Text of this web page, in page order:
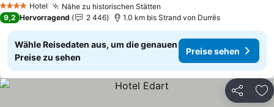
4 Sterne Hotel Nähe zu historischen Stätten
9,2 Hervorragend 2 446 1.0 km bis Strand von Durrës
Wähle Reisedaten aus, um die genauen
Preise zu sehen
Preise sehen
Teilen